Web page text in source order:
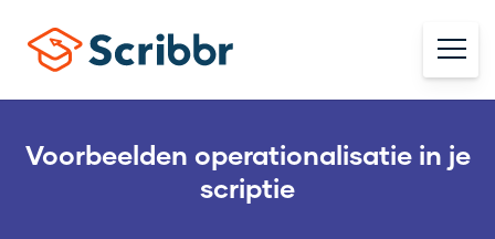
Voorbeelden operationalisatie in je
scriptie